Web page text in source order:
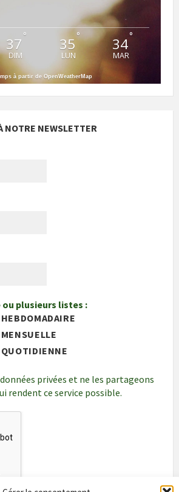
37 °
DIM
35°
LUN
34°
MAR
à partir de OpenWeatherMap
NOTRE NEWSLETTER
plusieurs listes :
privées et ne les partageons
rendent ce service possible.